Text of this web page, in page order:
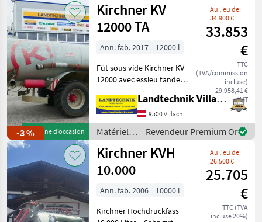
Catégorie 4 Pays Filtres
CHEMIN
ACTUEL
matériel
agricole
Materiels De
Fertilisation
Et Irrigation
Tonnes
Kirchner
CHOISIR
UNE
CATÉGORIE
Réinitialiser
Afficher
résultats
-3 %Machine d’occasion
Kirchner KV
12000 TA
Au lieu de:
34.900 €
33.853
€
TTC
(TVA/commission
incluse)
29.958,41 €
HT
Ann. fab. 2017
12000 l
Fût sous vide Kirchner KV
12000 avec essieu tandem,
hydraulique suiveur,
pneumatiques : 600/55R26,
5, tuyau d'aspiration,
distributeur Möscha, arbre
Landtechnik Villach GmbH
9500 Villach
Matériels
de
fertilisation
et
irrigation
/ Kirchner
Revendeur Premium Or
Kirchner KVH
10.000
Au lieu de:
26.500 €
25.705
€
TTC (TVA
incluse 20%)
Ann. fab. 2006
10000 l
Kirchner Hochdruckfass